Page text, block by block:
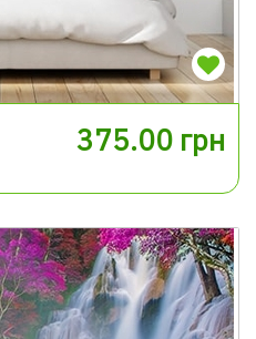
375.00 грн